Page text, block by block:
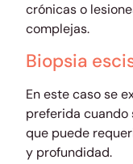
crónicas o
complejas.
Biopsia
En este caso se
preferida cuando
que puede
y profundidad.